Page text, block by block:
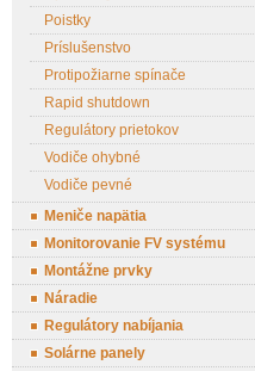
Poistky
Príslušenstvo
Protipožiarne spínače
Rapid shutdown
Regulátory prietokov
Vodiče ohybné
Vodiče pevné
Meniče napätia
Monitorovanie FV systému
Montážne prvky
Náradie
Regulátory nabíjania
Solárne panely